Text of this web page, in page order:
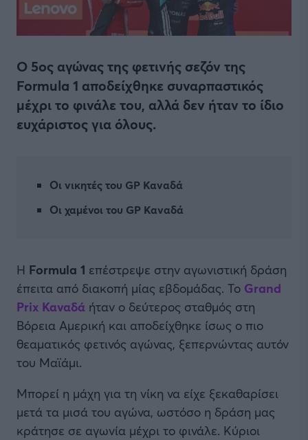
O 5oς αγώνας της φετινής σεζόν της
Formula 1 αποδείχθηκε συναρπαστικός
μέχρι το φινάλε του, αλλά δεν ήταν το ίδιο
ευχάριστος για όλους.
Οι νικητές του GP Καναδά
Οι χαμένοι του GP Καναδά
Η Formula 1 επέστρεψε στην αγωνιστική δράση
έπειτα από διακοπή μίας εβδομάδας. Το Grand
Prix Καναδά ήταν ο δεύτερος σταθμός στη
Βόρεια Αμερική και αποδείχθηκε ίσως ο πιο
θεαματικός φετινός αγώνας, ξεπερνώντας αυτόν
του Μαϊάμι.
Μπορεί η μάχη για τη νίκη να είχε ξεκαθαρίσει
μετά τα μισά του αγώνα, ωστόσο η δράση μας
κράτησε σε αγωνία μέχρι το φινάλε. Κύριοι